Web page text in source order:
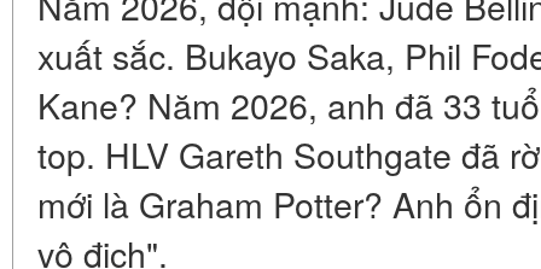
xuất sắc. Bukayo Saka, Phil
Kane? Năm 2026, anh đã 33
top. HLV Gareth Southgate đã
mới là Graham Potter? Anh ổn
vô địch".